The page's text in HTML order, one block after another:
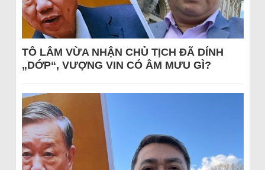
TÔ LÂM VỪA NHẬN CHỦ TỊCH ĐÃ DÍNH
„DỚP“, VƯỢNG VIN CÓ ÂM MƯU GÌ?